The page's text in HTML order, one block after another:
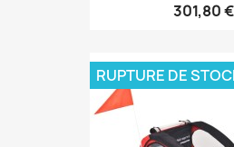
301,80 €
RUPTURE DE